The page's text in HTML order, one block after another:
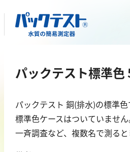
パックテスト標準色
パックテスト 銅(排水)の標準色
標準色ケースはついていません
一斉調査など、複数名で測ると
ら
製品を探す
目的から
製品を探す
カテゴリ
で探す
金属
亜鉛